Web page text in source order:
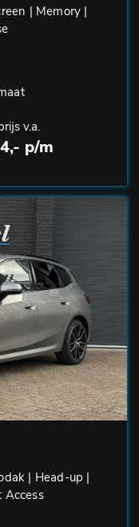
| Memory |
v.a.
p/m
| Head-up |
Access